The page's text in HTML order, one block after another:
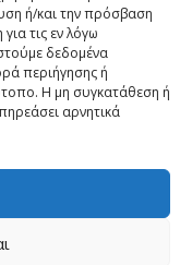
ή/και την πρόσβαση
τις εν λόγω
δεδομένα
περιήγησης ή
Η μη συγκατάθεση ή
αρνητικά